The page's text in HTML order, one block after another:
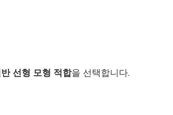
선형 모형 적합을 선택합니다.